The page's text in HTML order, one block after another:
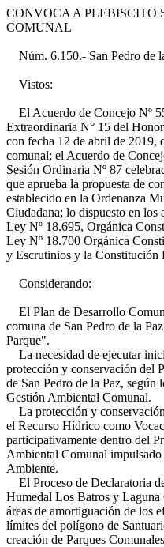
CONVOCA A PLEBISCITO
COMUNAL
Núm. 6.150.- San Pedro de
Vistos:
El Acuerdo de Concejo Nº
Extraordinaria N° 15 del
con fecha 12 de abril de 2019,
comunal; el Acuerdo de
Sesión Ordinaria Nº 87
que aprueba la propuesta de
establecido en la Ordenanza
Ciudadana; lo dispuesto en los
Ley Nº 18.695, Orgánica
Ley Nº 18.700 Orgánica
y Escrutinios y la Constitución
Considerando:
El Plan de Desarrollo
comuna de San Pedro de la
Parque".
La necesidad de ejecutar
protección y conservación del
de San Pedro de la Paz, según
Gestión Ambiental Comunal.
La protección y
el Recurso Hídrico como
participativamente dentro del
Ambiental Comunal
Ambiente.
El Proceso de Declaratoria
Humedal Los Batros y Laguna
áreas de amortiguación de los
límites del polígono de
creación de Parques